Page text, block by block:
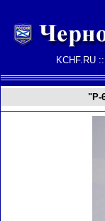
KCHF.RU
"Р-